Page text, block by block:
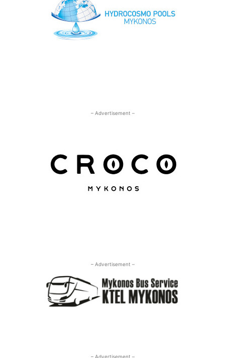
– Advertisement –
– Advertisement –
– Advertisement –